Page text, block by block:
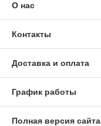
О нас
Контакты
Доставка и оплата
График работы
Полная версия сайта